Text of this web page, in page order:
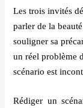
Les trois invités
parler de la
souligner sa pré
un réel problème
scénario est
Rédiger un scé